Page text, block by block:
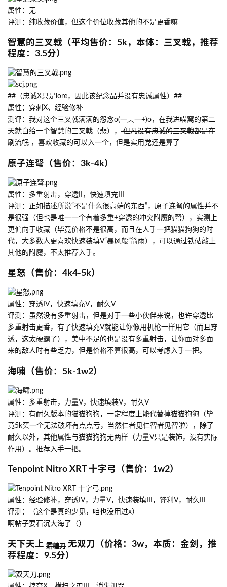
属性：无
评测：纯收藏价值，但这个价位收藏其他的不是更香嘛
智慧的三叉戟（平均售价：5k，本体：三叉戟，推荐
程度：3.5分）
##（忠诚X只是lore，因此该纪念品并没有忠诚属性）##
属性：穿刺X、经验修补
测评：我对这个三叉戟满满的怨念o(一︿一+)o，在我进喵窝的第二
天就白给一个智慧的三叉戟（悲）， 但凡没有忠诚的三叉戟都是在
刷流氓，喜欢收藏的可以入一个，但是实用党还是算了
原子连弩（售价：3k-4k）
属性：多重射击，穿透II，快速填充III
评测：正如描述所说“不是什么很高端的东西”，原子连弩的属性并不
是很强（但也是唯一一个有着多重+穿透的冲突附魔的弩），实测上
更偏向于收藏（毕竟价格不是很高，而且在人手一把猫猫狗狗的时
代，大多数人更喜欢快速装填V“暴风般”箭雨），可以通过铁砧敲上
其他的附魔，不太推荐入手。
星怒（售价：4k4-5k）
属性：穿透IV，快速填充V，耐久V
评测：虽然没有多重射击，但是对于一些小伙伴来说，也许穿透比
多重射击更香，有了快速填充V就能让你像用机枪一样用它（而且穿
透，这太硬霸了），美中不足的也是没有多重射击，让你面对多面
来的敌人时有些乏力，但是价格不算很高，可以考虑入手一把。
海啸（售价：5k-1w2）
属性：多重射击，力量V，快速填装V，耐久V
评测：有耐久版本的猫猫狗狗，一定程度上能代替掉猫猫狗狗（毕
竟5k买一个无法破坏有点点亏，当然仁者见仁智者见智啦），除了
耐久以外，其他属性与猫猫狗狗无两样（力量V只是装饰，没有实际
作用）。推荐入手一把。
Tenpoint Nitro XRT 十字弓（售价：1w2）
属性：经验修补，穿透IV，力量V，快速装填III，锋利V，耐久III
评测：（这个是真的少见，咱也没用过x）
啊帖子要石沉大海了（）
天下天上 霜糖刀 无双刀（价格：3w，本质：金剑，推
荐程度：9.5分）